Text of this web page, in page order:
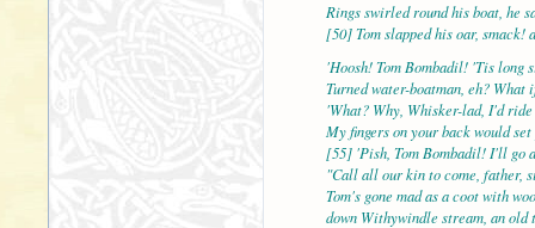
Rings swirled round his boat, he
[50] Tom slapped his oar, smack!
'Hoosh! Tom Bombadil! 'Tis long
Turned water-boatman, eh? What
'What? Why, Whisker-lad, I'd
My fingers on your back would
[55] 'Pish, Tom Bombadil! I'll go
"Call all our kin to come, father,
Tom's gone mad as a coot with
down Withywindle stream, an